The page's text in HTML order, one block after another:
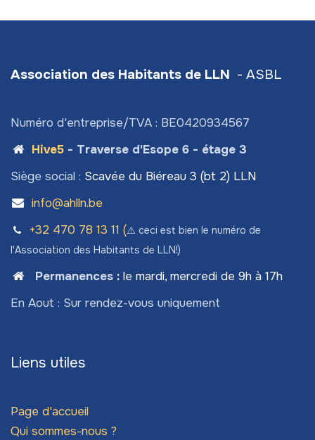
Association des Habitants de LLN - ASBL
Numéro d'entreprise/TVA : BE0420934567
Hive5- Traverse d'Esope 6 - étage 3
Siège social : Scavée du Biéreau 3 (bt 2) LLN
info@ahlln.be
+32 470 78​ 13 11 (⚠️ ceci est bien le numéro de
l'Association des Habitants de LLN!)
Permanences: le mardi, mercredi de 9h à 17h
En Aout : Sur rendez-vous uniquement
Liens utiles
Page d'accueil
Qui sommes-nous ?